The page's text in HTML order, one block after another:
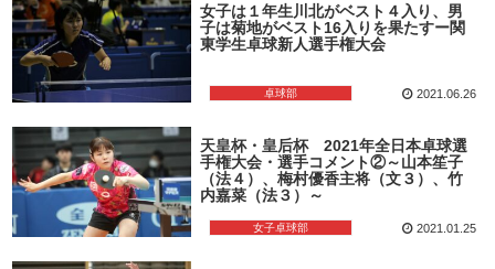
卓球部
女子は１年生川北がベスト４入り、男
子は菊地がベスト16入りを果たすー関
東学生卓球新人選手権大会
2021.06.26
女子卓球部
天皇杯・皇后杯 2021年全日本卓球選
手権大会・選手コメント②～山本笙子
（法４）、梅村優香主将（文３）、竹
内嘉菜（法３）～
2021.01.25